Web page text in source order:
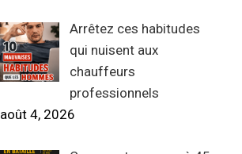
Arrêtez ces habitudes
qui nuisent aux
chauffeurs
professionnels
août 4, 2026